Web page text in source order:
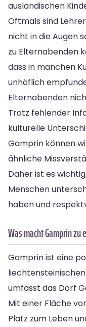
ausländischen
Oftmals sind
nicht in die Augen
zu Elternabenden
dass in manchen
unhöflich
Elternabenden
Trotz fehlender
kulturelle
Gamprin können
ähnliche
Daher ist es
Menschen
haben und
Was macht Gamprin zu
Gamprin ist eine
umfasst das Dorf
Mit einer Fläche
Platz zum Leben